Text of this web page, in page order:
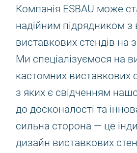
Компанія ESBAU може
надійним підрядником з
виставкових стендів на
Ми спеціалізуємося на
кастомних виставкових
з яких є свідченням
до досконалості та
сильна сторона — це
дизайн виставкових